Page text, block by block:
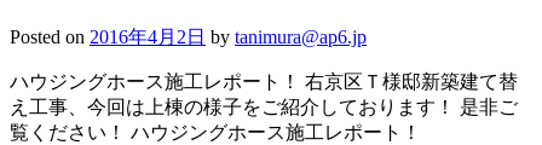
Posted on 2016年4月2日 by tanimura@ap6.jp
ハウジングホース施工レポート！ 右京区Ｔ様邸新築建て替
え工事、今回は上棟の様子をご紹介しております！ 是非ご
覧ください！ ハウジングホース施工レポート！